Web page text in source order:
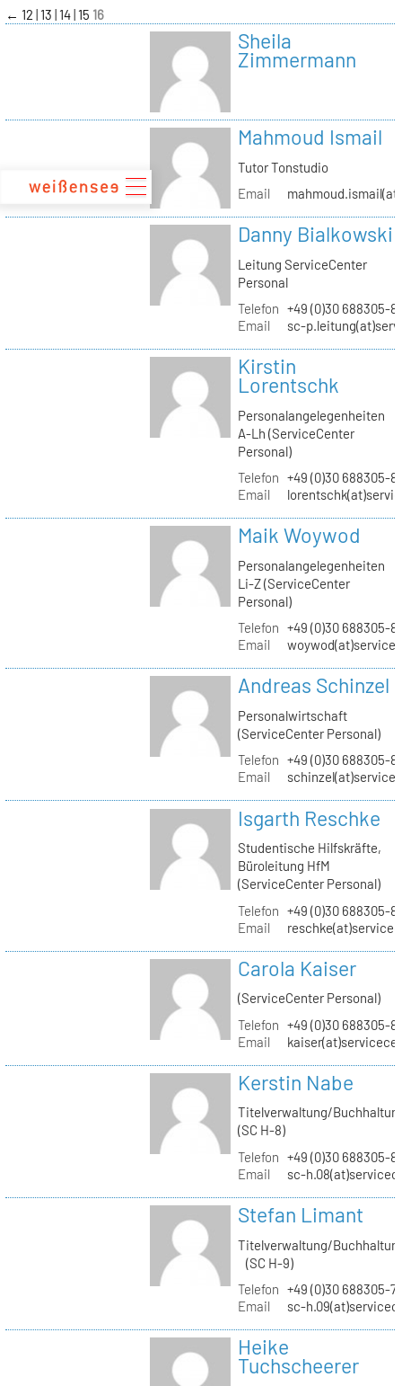
zum
Inhalt
← 12 13 14 15 16
Sheila
Zimmermann
Mahmoud Ismail
Tutor Tonstudio
Email
Danny Bialkowski
Leitung ServiceCenter
Personal
Telefon +49 (0)30 688305-
Email
sc-
Kirstin
Lorentschk
Personalangelegenheiten
A-Lh (ServiceCenter
Personal)
Telefon +49 (0)30 688305-
Email
Maik Woywod
Personalangelegenheiten
Li-Z (ServiceCenter
Personal)
Telefon +49 (0)30 688305-
Email
Andreas Schinzel
Personalwirtschaft
(ServiceCenter Personal)
Telefon +49 (0)30 688305-
Email
Isgarth Reschke
Studentische Hilfskräfte,
Büroleitung HfM
(ServiceCenter Personal)
Telefon +49 (0)30 688305-
Email
Carola Kaiser
(ServiceCenter Personal)
Telefon +49 (0)30 688305-
Email
Kerstin Nabe
Titelverwaltung/
(SC H-8)
Telefon +49 (0)30 688305-
Email
sc-
Stefan Limant
Titelverwaltung/
(SC H-9)
Telefon +49 (0)30 688305-
Email
sc-
Heike
Tuchscheerer